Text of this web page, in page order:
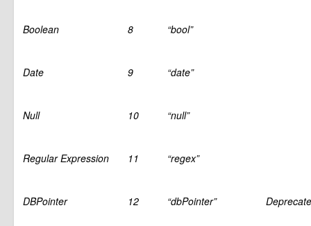
Boolean 8 “bool”
Date 9 “date”
Null 10 “null”
Regular Expression 11 “regex”
DBPointer 12 “dbPointer”